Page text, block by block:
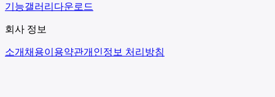
기능갤러리 다운로드
회사 정보
소개 채용이용약관개인정보 처리방침